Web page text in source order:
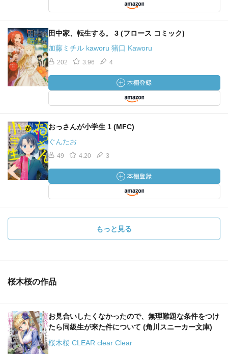
田中家、転生する。 3 (フロース コミック)
加藤ミチル kaworu 猪口 Kaworu
202 3.96 4
おっさんが小学生 1 (MFC)
ぐんたお
49 4.20 3
もっと見る
桜木桜の作品
お見合いしたくなかったので、無理難題な条件をつけ
たら同級生が来た件について (角川スニーカー文庫)
桜木桜 CLEAR clear Clear